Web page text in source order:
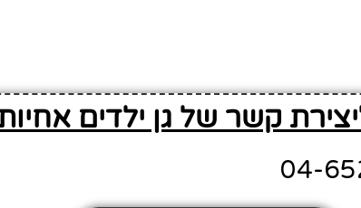
קשר של גן ילדים